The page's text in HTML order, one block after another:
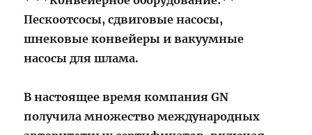
Пескоотсосы, сдвиговые насосы,
шнековые конвейеры и вакуумные
насосы для шлама.
В настоящее время компанияGN
получила множество международных